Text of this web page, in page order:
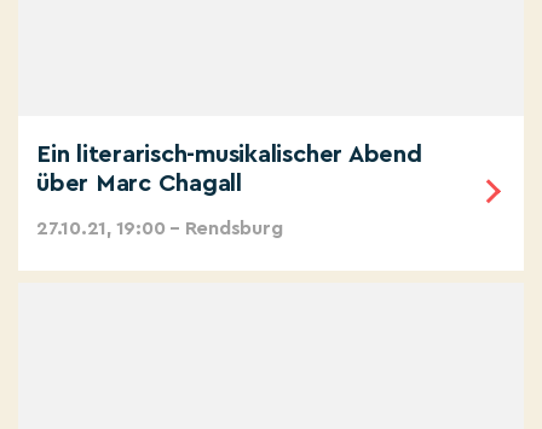
Ein literarisch-musikalischer Abend
über Marc Chagall
27.10.21, 19:00 – Rendsburg